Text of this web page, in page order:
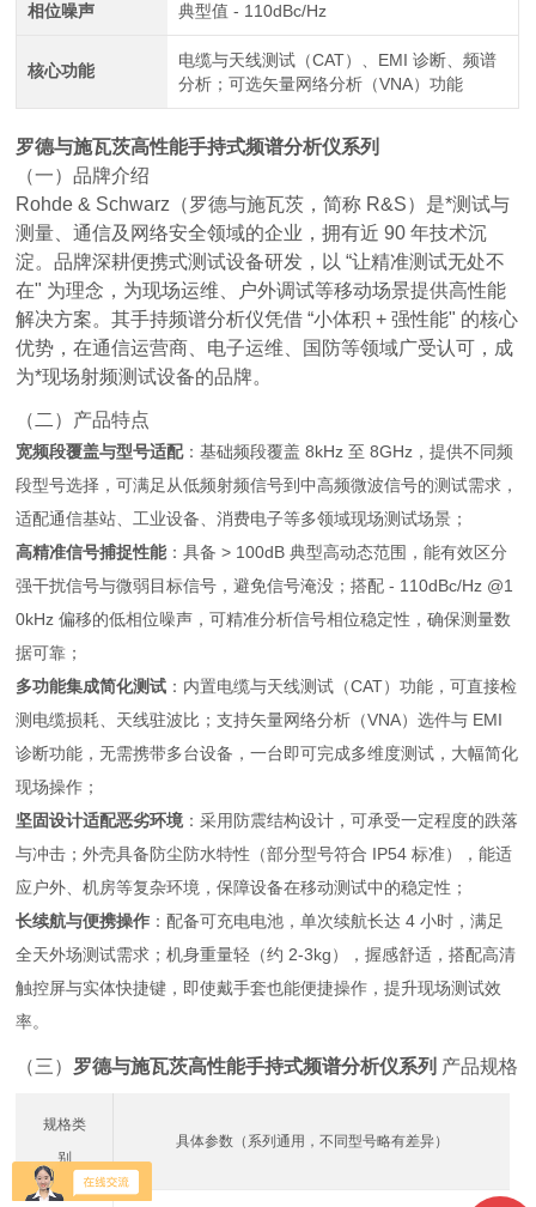
相位噪声 典型值 - 110dBc/Hz
核心功能
电缆与天线测试（CAT）、EMI 诊断、频谱
分析；可选矢量网络分析（VNA）功能
罗德与施瓦茨高性能手持式频谱分析仪系列
（一）品牌介绍
Rohde & Schwarz（罗德与施瓦茨，简称 R&S）是*测试与
测量、通信及网络安全领域的企业，拥有近 90 年技术沉
淀。品牌深耕便携式测试设备研发，以 “让精准测试无处不
在" 为理念，为现场运维、户外调试等移动场景提供高性能
解决方案。其手持频谱分析仪凭借 “小体积 + 强性能" 的核心
优势，在通信运营商、电子运维、国防等领域广受认可，成
为*现场射频测试设备的品牌。
（二）产品特点
宽频段覆盖与型号适配：基础频段覆盖 8kHz 至 8GHz，提供不同频
段型号选择，可满足从低频射频信号到中高频微波信号的测试需求，
适配通信基站、工业设备、消费电子等多领域现场测试场景；
高精准信号捕捉性能：具备 > 100dB 典型高动态范围，能有效区分
强干扰信号与微弱目标信号，避免信号淹没；搭配 - 110dBc/Hz @1
0kHz 偏移的低相位噪声，可精准分析信号相位稳定性，确保测量数
据可靠；
多功能集成简化测试 ：内置电缆与天线测试（CAT）功能，可直接检
测电缆损耗、天线驻波比；支持矢量网络分析（VNA）选件与 EMI
诊断功能，无需携带多台设备，一台即可完成多维度测试，大幅简化
现场操作；
坚固设计适配恶劣环境 ：采用防震结构设计，可承受一定程度的跌落
与冲击；外壳具备防尘防水特性（部分型号符合 IP54 标准），能适
应户外、机房等复杂环境，保障设备在移动测试中的稳定性；
长续航与便携操作 ：配备可充电电池，单次续航长达 4 小时，满足
全天外场测试需求；机身重量轻（约 2-3kg），握感舒适，搭配高清
触控屏与实体快捷键，即使戴手套也能便捷操作，提升现场测试效
率。
（三） 罗德与施瓦茨高性能手持式频谱分析仪系列 产品规格
规格类
别
具体参数（系列通用，不同型号略有差异）